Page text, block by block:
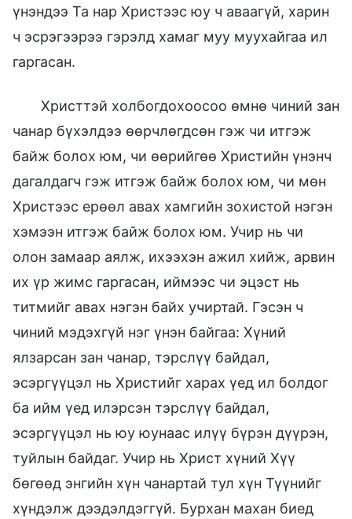
үнэндээ Та нар Христээс юу ч аваагүй, харин
ч эсрэгээрээ гэрэлд хамаг муу муухайгаа ил
гаргасан.
Христтэй холбогдохоосоо өмнө чиний зан
чанар бүхэлдээ өөрчлөгдсөн гэж чи итгэж
байж болох юм, чи өөрийгөө Христийн үнэнч
дагалдагч гэж итгэж байж болох юм, чи мөн
Христээс ерөөл авах хамгийн зохистой нэгэн
хэмээн итгэж байж болох юм. Учир нь чи
олон замаар аялж, ихээхэн ажил хийж, арвин
их үр жимс гаргасан, иймээс чи эцэст нь
титмийг авах нэгэн байх учиртай. Гэсэн ч
чиний мэдэхгүй нэг үнэн байгаа: Хүний
ялзарсан зан чанар, тэрслүү байдал,
эсэргүүцэл нь Христийг харах үед ил болдог
ба ийм үед илэрсэн тэрслүү байдал,
эсэргүүцэл нь юу юунаас илүү бүрэн дүүрэн,
туйлын байдаг. Учир нь Христ хүний Хүү
бөгөөд энгийн хүн чанартай тул хүн Түүнийг
хүндэлж дээдэлдэггүй. Бурхан махан биед